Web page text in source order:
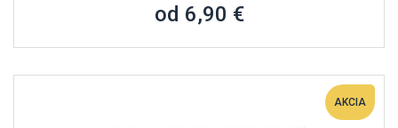
od 6,90 €
AKCIA